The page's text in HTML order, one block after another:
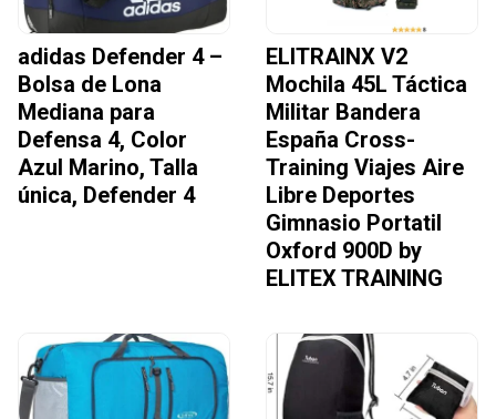
adidas Defender 4 –
Bolsa de Lona
Mediana para
Defensa 4, Color
Azul Marino, Talla
única, Defender 4
ELITRAINX V2
Mochila 45L Táctica
Militar Bandera
España Cross-
Training Viajes Aire
Libre Deportes
Gimnasio Portatil
Oxford 900D by
ELITEX TRAINING